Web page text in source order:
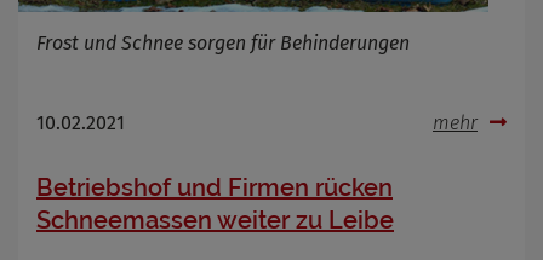
Frost und Schnee sorgen für Behinderungen
10.02.2021 mehr
Betriebshof und Firmen rücken
Schneemassen weiter zu Leibe